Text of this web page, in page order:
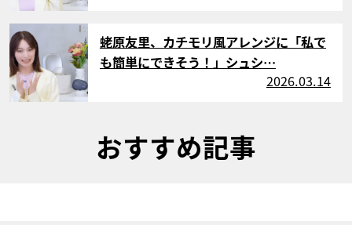
サムネイル
蛯原友里、カチモリ風アレンジに「私で
も簡単にできそう！」シュシ…
2026.03.14
おすすめ記事